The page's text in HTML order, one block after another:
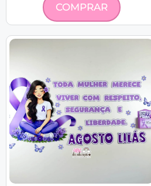
COMPRAR